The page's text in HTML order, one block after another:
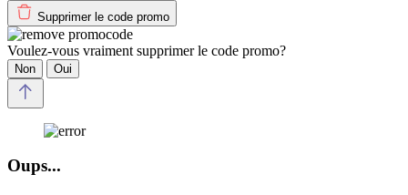
Supprimer le code promo
Voulez-vous vraiment supprimer le code promo?
Non Oui
Oups...